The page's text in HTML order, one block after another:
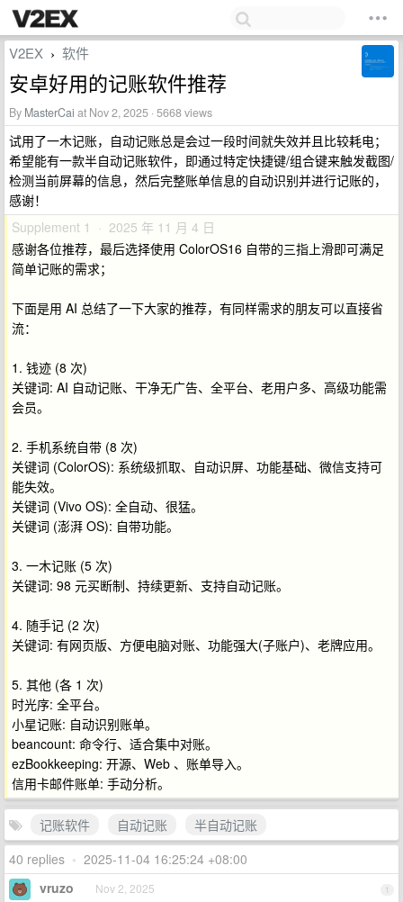
V2EX › 软件
安卓好用的记账软件推荐
By MasterCai at Nov 2, 2025 · 5668 views
试用了一木记账，自动记账总是会过一段时间就失效并且比较耗电；
希望能有一款半自动记账软件，即通过特定快捷键/组合键来触发截图/
检测当前屏幕的信息，然后完整账单信息的自动识别并进行记账的，
感谢！
Supplement 1 · 2025 年 11 月 4 日
感谢各位推荐，最后选择使用 ColorOS16 自带的三指上滑即可满足
简单记账的需求；
下面是用 AI 总结了一下大家的推荐，有同样需求的朋友可以直接省
流：
1. 钱迹 (8 次)
关键词: AI 自动记账、干净无广告、全平台、老用户多、高级功能需
会员。
2. 手机系统自带 (8 次)
关键词 (ColorOS): 系统级抓取、自动识屏、功能基础、微信支持可
能失效。
关键词 (Vivo OS): 全自动、很猛。
关键词 (澎湃 OS): 自带功能。
3. 一木记账 (5 次)
关键词: 98 元买断制、持续更新、支持自动记账。
4. 随手记 (2 次)
关键词: 有网页版、方便电脑对账、功能强大(子账户)、老牌应用。
5. 其他 (各 1 次)
时光序: 全平台。
小星记账: 自动识别账单。
beancount: 命令行、适合集中对账。
ezBookkeeping: 开源、Web 、账单导入。
信用卡邮件账单: 手动分析。
记账软件 自动记账
半自动记账
40 replies • 2025-11-04 16:25:24 +08:00
1
vruzo Nov 2, 2025